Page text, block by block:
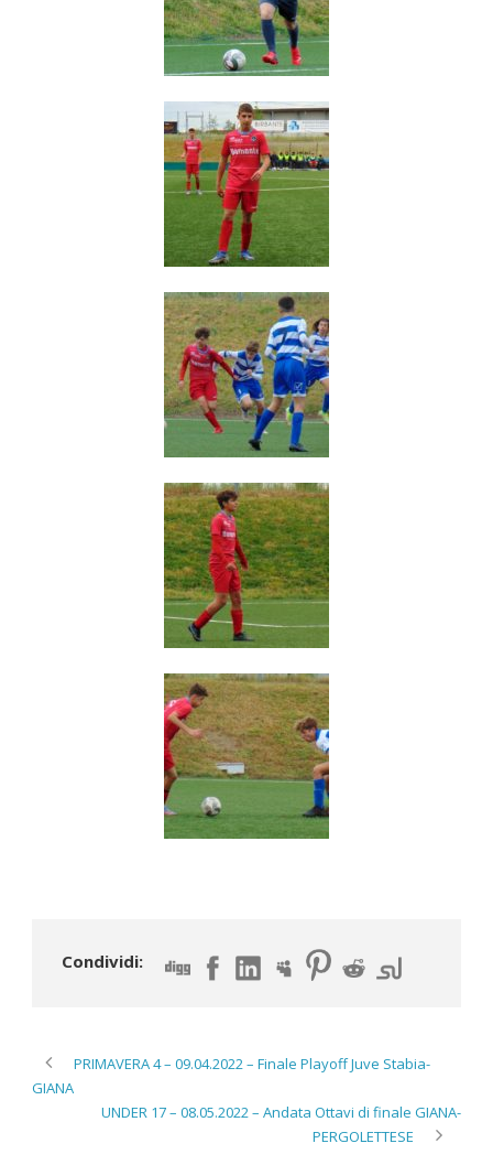
Condividi:
PRIMAVERA 4 – 09.04.2022 – Finale Playoff Juve Stabia-
GIANA
UNDER 17 – 08.05.2022 – Andata Ottavi di finale GIANA-
PERGOLETTESE